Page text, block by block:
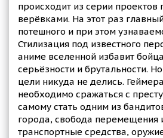
происходит из серии проектов
верёвками. На этот раз
потешного и при этом
Стилизация под известного
аниме вселенной избавит
серьёзности и брутальности.
цели никуда не делись.
необходимо сражаться с
самому стать одним из
города, свобода перемещения
транспортные средства,